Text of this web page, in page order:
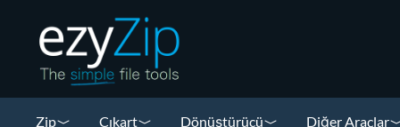
Zip Çıkart Dönüştürücü Diğer Araçlar